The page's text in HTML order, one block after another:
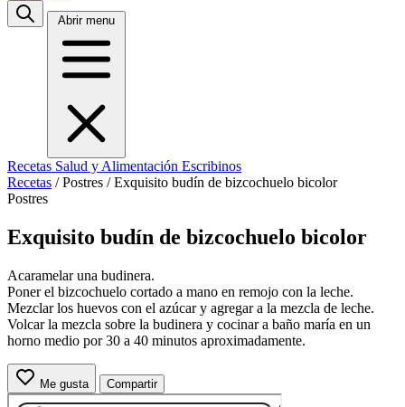
Abrir menu
Recetas Salud y Alimentación Escribinos
Recetas / Postres / Exquisito budín de bizcochuelo bicolor
Postres
Exquisito budín de bizcochuelo bicolor
Acaramelar una budinera.
Poner el bizcochuelo cortado a mano en remojo con la leche.
Mezclar los huevos con el azúcar y agregar a la mezcla de leche.
Volcar la mezcla sobre la budinera y cocinar a baño maría en un
horno medio por 30 a 40 minutos aproximadamente.
Me gusta Compartir